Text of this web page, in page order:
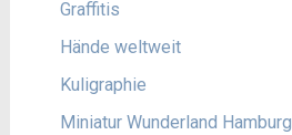
Graffitis
Hände weltweit
Kuligraphie
Miniatur Wunderland Hamburg